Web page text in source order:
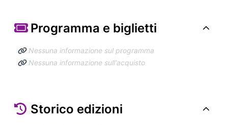
Programma e biglietti
Nessuna informazione sul programma
Nessuna informazione sull'acquisto
Storico edizioni